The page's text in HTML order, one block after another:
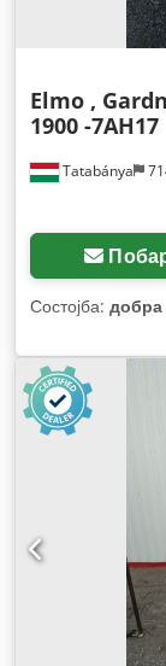
Tatabánya
Elmo ,
1900 -7AH17
Состојба: добра